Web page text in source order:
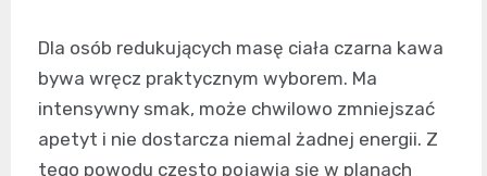
Dla osób redukujących masę ciała czarna kawa
bywa wręcz praktycznym wyborem. Ma
intensywny smak, może chwilowo zmniejszać
apetyt i nie dostarcza niemal żadnej energii. Z
tego powodu często pojawia się w planach